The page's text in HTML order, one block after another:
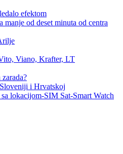
efektom
manje od deset minuta od centra
Viano, Krafter, LT
i Hrvatskoj
lokacijom-SIM Sat-Smart Watch